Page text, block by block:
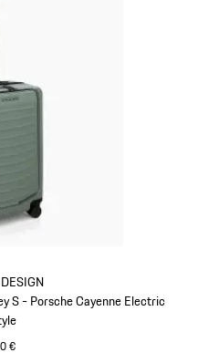
S - Porsche Cayenne Electric
€